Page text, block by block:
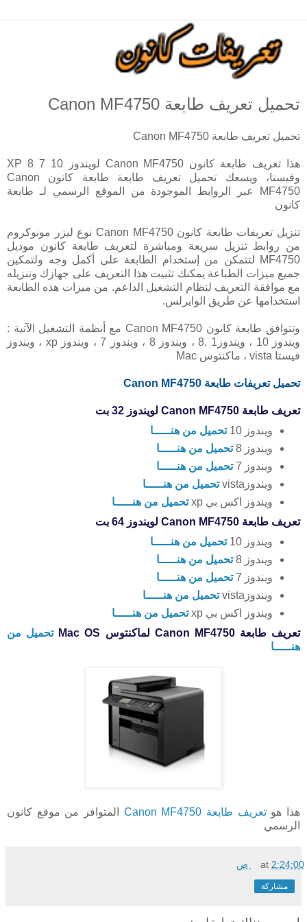
تحميل تعريف طابعة Canon MF4750
تحميل تعريف طابعة Canon MF4750
هذا تعريف طابعة كانون Canon MF4750 لويندوز 10 7 8 XP
وفيستا، ويسعك تحميل تعريف طابعة طابعة كانون Canon
MF4750 عبر الروابط الموجودة من الموقع الرسمي لـ طابعة
كانون
تنزيل تعريفات طابعة كانون Canon MF4750 نوع ليزر مونوكروم
من روابط تنزيل سريعة ومباشرة لتعريف طابعة كانون موديل
MF4750 لتتمكن من إستخدام الطابعة على أكمل وجه ولتمكين
جميع ميزات الطباعة يمكنك تثبيت هذا التعريف على جهازك وتنزيله
مع موافقة التعريف لنظام التشغيل الداعم. من ميزات هذه الطابعة
استخدامها عن طريق الوايرلس.
وتتوافق طابعة كانون Canon MF4750 مع أنظمة التشغيل الآتية :
ويندوز 10 ، ويندوز1 .8 ، ويندوز 8 ، ويندوز 7 ، ويندوز xp ، ويندوز
فيستا vista ، ماكنتوس Mac
تحميل تعريفات طابعة Canon MF4750
تعريف طابعة Canon MF4750 لويندوز 32 بت
ويندوز 10
تحميل من هنـــــا
ويندوز 8
تحميل من هنـــــا
ويندوز 7
تحميل من هنـــــا
ويندوزvista
تحميل من هنـــــا
ويندوز اكس بي xp
تحميل من هنـــــا
تعريف طابعة Canon MF4750 لويندوز 64 بت
ويندوز 10
تحميل من هنـــــا
ويندوز 8
تحميل من هنـــــا
ويندوز 7
تحميل من هنـــــا
ويندوزvista
تحميل من هنـــــا
ويندوز اكس بي xp
تحميل من هنـــــا
تعريف طابعة Canon MF4750 لماكنتوس Mac OS
تحميل من
هنـــــا
هذا هوتعريف طابعة Canon MF4750
المتوافر من موقع كانون
الرسمي
at 2:24:00 ص
مشاركة